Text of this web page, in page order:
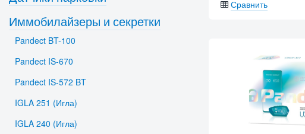
Сравнить
Иммобилайзеры и секретки
Pandect BT-100
Pandect IS-670
Pandect IS-572 BT
IGLA 251 (Игла)
IGLA 240 (Игла)